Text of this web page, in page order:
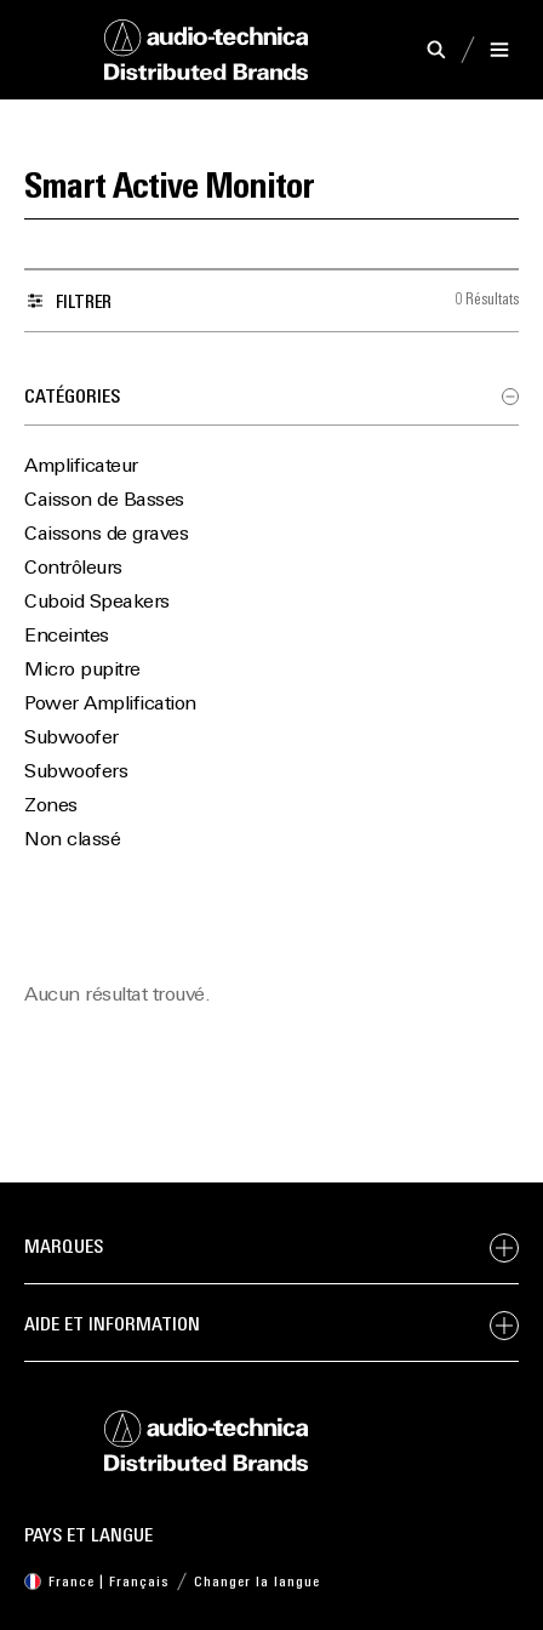
Smart Active Monitor
FILTRER 0 Résultats
CATÉGORIES
Amplificateur
Caisson de Basses
Caissons de graves
Contrôleurs
Cuboid Speakers
Enceintes
Micro pupitre
Power Amplification
Subwoofer
Subwoofers
Zones
Non classé
Aucun résultat trouvé.
MARQUES
AIDE ET INFORMATION
PAYS ET LANGUE
France | Français Changer la langue